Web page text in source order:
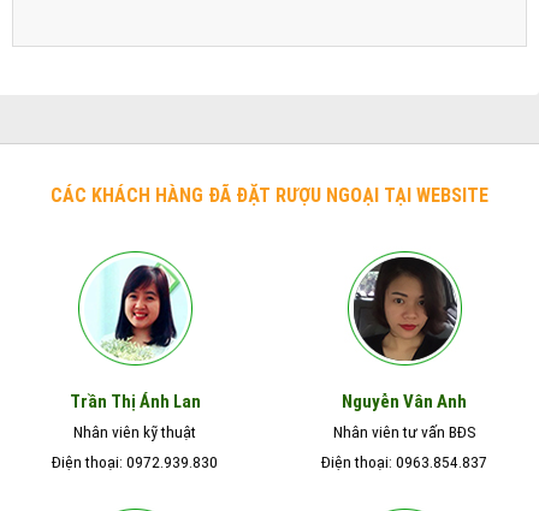
CÁC KHÁCH HÀNG ĐÃ ĐẶT RƯỢU NGOẠI TẠI WEBSITE
Trần Thị Ánh Lan
Nhân viên kỹ thuật
Điện thoại: 0972.939.830
Nguyễn Vân Anh
Nhân viên tư vấn BĐS
Điện thoại: 0963.854.837